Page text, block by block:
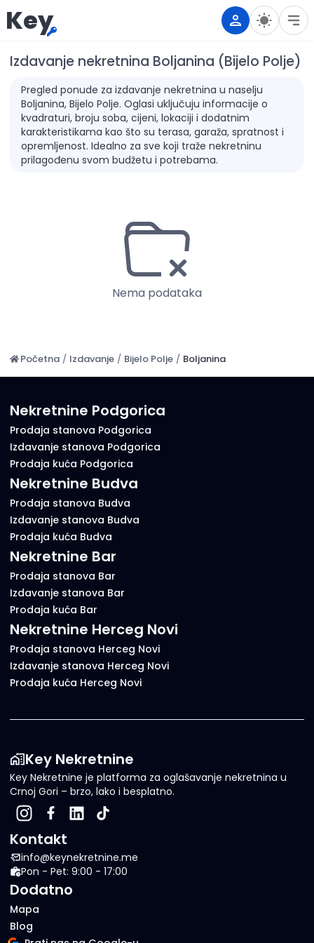
Key
Izdavanje nekretnina Boljanina (Bijelo Polje)
Pregled ponude za izdavanje nekretnina u naselju
Boljanina, Bijelo Polje. Oglasi uključuju informacije o
kvadraturi, broju soba, cijeni, lokaciji i dodatnim
karakteristikama kao što su terasa, garaža, spratnost i
opremljenost. Idealno za sve koji traže nekretninu
prilagođenu svom budžetu i potrebama.
Nema podataka
Početna / Izdavanje / Bijelo Polje / Boljanina
Nekretnine Podgorica
Prodaja stanova Podgorica
Izdavanje stanova Podgorica
Prodaja kuća Podgorica
Nekretnine Budva
Prodaja stanova Budva
Izdavanje stanova Budva
Prodaja kuća Budva
Nekretnine Bar
Prodaja stanova Bar
Izdavanje stanova Bar
Prodaja kuća Bar
Nekretnine Herceg Novi
Prodaja stanova Herceg Novi
Izdavanje stanova Herceg Novi
Prodaja kuća Herceg Novi
Key Nekretnine
Key Nekretnine je platforma za oglašavanje nekretnina u
Crnoj Gori – brzo, lako i besplatno.
Kontakt
info@keynekretnine.me
Pon - Pet: 9:00 - 17:00
Dodatno
Mapa
Blog